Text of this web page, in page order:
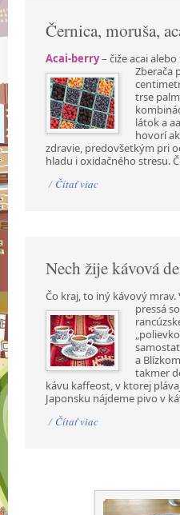
Černica, moruša,
Acai-berry– čiže acai
Zberača
trse
látok a
hovorí
zdravie, predovšetkým pri
hladu i oxidačného stresu.
/ Čítať viac
Nech žije kávová
Čo kraj, to iný kávový
pressá
a
takmer
kávu kaffeost, v ktorej
Japonsku nájdeme pivo v
/ Čítať viac